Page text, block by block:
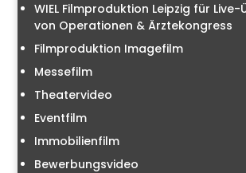
WIEL Filmproduktion Leipzig für
von Operationen & Ärztekongress
Filmproduktion Imagefilm
Messefilm
Theatervideo
Eventfilm
Immobilienfilm
Bewerbungsvideo